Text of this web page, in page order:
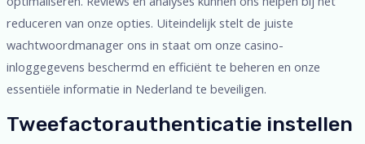
reduceren van onze opties. Uiteindelijk stelt de juiste
wachtwoordmanager ons in staat om onze casino-
inloggegevens beschermd en efficiënt te beheren en onze
essentiële informatie in Nederland te beveiligen.
Tweefactorauthenticatie instellen